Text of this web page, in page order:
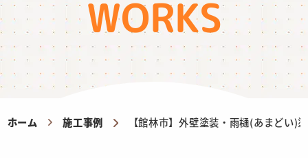
WORKS
ホーム 施工事例 【館林市】外壁塗装・雨樋(あまどい)